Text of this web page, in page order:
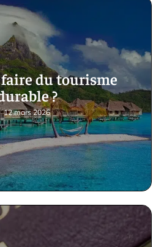
du tourisme
?
12 mars 2026